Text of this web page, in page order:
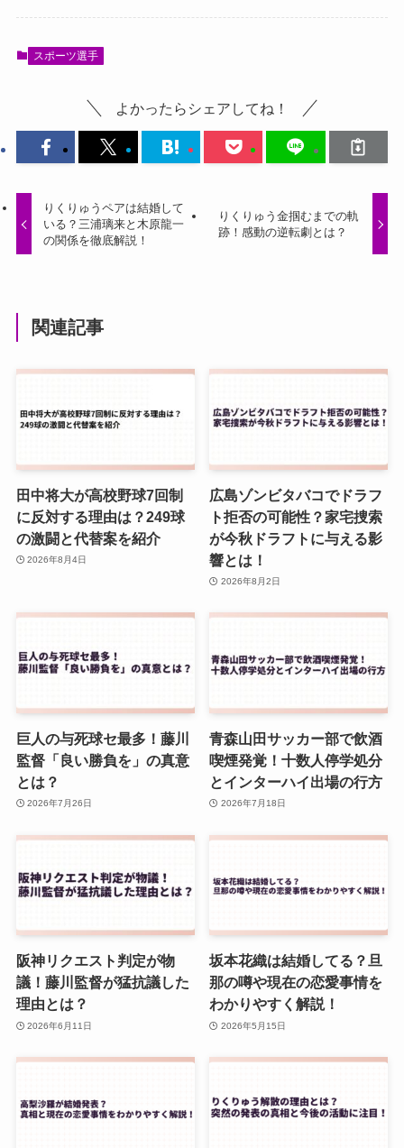
スポーツ選手
よかったらシェアしてね！
りくりゅうペアは結婚して
いる？三浦璃来と木原龍一
の関係を徹底解説！
りくりゅう金掴むまでの軌
跡！感動の逆転劇とは？
関連記事
田中将大が高校野球7回制
に反対する理由は？249球
の激闘と代替案を紹介
2026年8月4日
広島ゾンビタバコでドラフ
ト拒否の可能性？家宅捜索
が今秋ドラフトに与える影
響とは！
2026年8月2日
巨人の与死球セ最多！藤川
監督「良い勝負を」の真意
とは？
2026年7月26日
青森山田サッカー部で飲酒
喫煙発覚！十数人停学処分
とインターハイ出場の行方
2026年7月18日
阪神リクエスト判定が物
議！藤川監督が猛抗議した
理由とは？
2026年6月11日
坂本花織は結婚してる？旦
那の噂や現在の恋愛事情を
わかりやすく解説！
2026年5月15日